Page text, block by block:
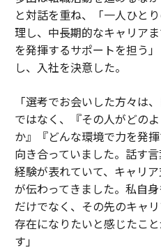
と対話を重ね、「一人ひと
理し、中長期的なキャリア
を発揮するサポートを担う
し、入社を決意した。
「選考でお会いした方々は
ではなく、『その人がどの
か』『どんな環境で力を発
向き合っていました。話す
経験が表れていて、キャリ
が伝わってきました。私自
だけでなく、その先のキャ
存在になりたいと感じたこ
す」